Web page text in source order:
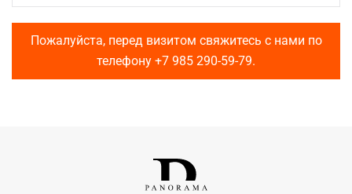
Пожалуйста, перед визитом свяжитесь с нами по
телефону +7 985 290-59-79.